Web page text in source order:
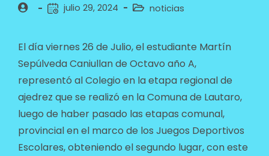
julio 29, 2024 noticias
El día viernes 26 de Julio, el estudiante Martín
Sepúlveda Caniullan de Octavo año A,
representó al Colegio en la etapa regional de
ajedrez que se realizó en la Comuna de Lautaro,
luego de haber pasado las etapas comunal,
provincial en el marco de los Juegos Deportivos
Escolares, obteniendo el segundo lugar, con este